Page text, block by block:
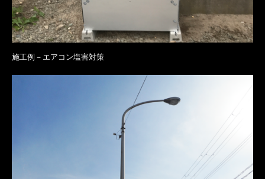
施工例－エアコン塩害対策